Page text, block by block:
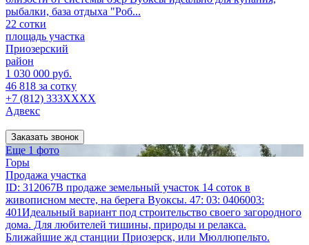
рыбалки, база отдыха "Роб...
22 сотки
площадь участка
Приозерский
район
1 030 000 руб.
46 818 за сотку
+7 (812) 333XXXX
Адвекс
Заказать звонок
Еще 1 фото
Горы
Продажа участка
ID: 312067В продаже земельный участок 14 соток в
живописном месте, на берега Вуоксы. 47: 03: 0406003:
401Идеальный вариант под строительство своего загородного
дома. Для любителей тишины, природы и релакса.
Ближайшие жд станции Приозерск, или Мюллюпельто.